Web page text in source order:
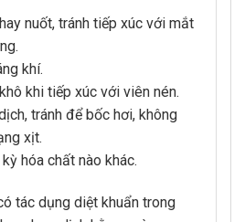
nuốt, tránh tiếp xúc với mắt
khí.
khi tiếp xúc với viên nén.
tránh để bốc hơi, không
xịt.
hóa chất nào khác.
tác dụng diệt khuẩn trong